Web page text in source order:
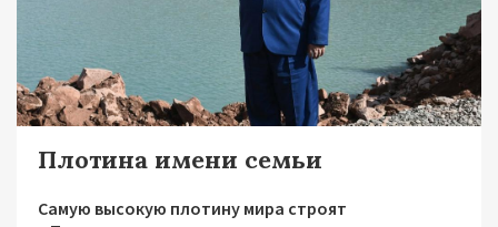
Плотина имени семьи
Самую высокую плотину мира строят